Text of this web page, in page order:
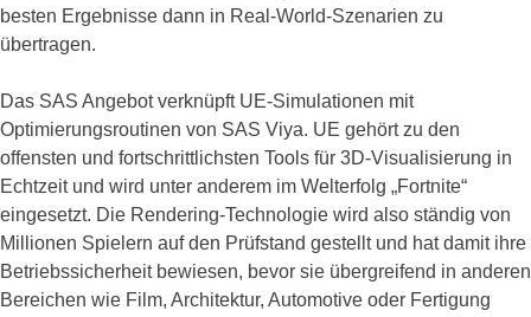
besten Ergebnisse dann in Real-World-Szenarien zu
übertragen.
Das SAS Angebot verknüpft UE-Simulationen mit
Optimierungsroutinen von SAS Viya. UE gehört zu den
offensten und fortschrittlichsten Tools für 3D-Visualisierung in
Echtzeit und wird unter anderem im Welterfolg „Fortnite“
eingesetzt. Die Rendering-Technologie wird also ständig von
Millionen Spielern auf den Prüfstand gestellt und hat damit ihre
Betriebssicherheit bewiesen, bevor sie übergreifend in anderen
Bereichen wie Film, Architektur, Automotive oder Fertigung